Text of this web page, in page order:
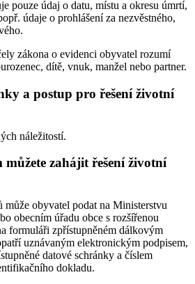
pouze údaj o datu, místu a okresu úmrtí,
údaje o prohlášení za nezvěstného,
zákona o evidenci obyvatel rozumí
dítě, vnuk, manžel nebo partner.
a postup pro řešení životní
náležitostí.
můžete zahájit řešení životní
může obyvatel podat na Ministerstvu
obecním úřadu obce s rozšířenou
formuláři zpřístupněném dálkovým
uznávaným elektronickým podpisem,
datové schránky a číslem
dokladu.